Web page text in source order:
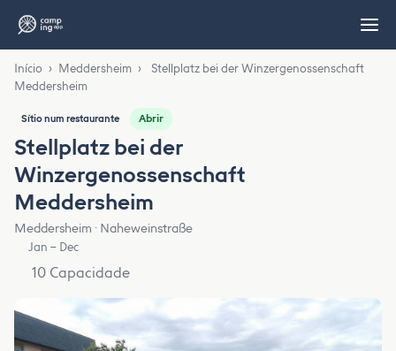
Início › Meddersheim ›
Stellplatz bei der Winzergenossenschaft
Meddersheim
Sítio num restaurante Abrir
Stellplatz bei der
Winzergenossenschaft
Meddersheim
Meddersheim · Naheweinstraße
Jan – Dec
10 Capacidade